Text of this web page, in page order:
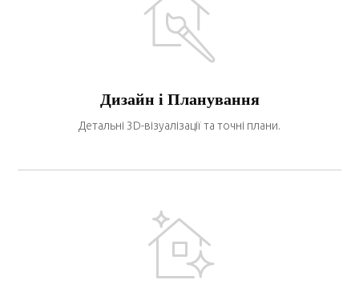
Дизайн і Планування
Детальні 3D-візуалізації та точні плани.